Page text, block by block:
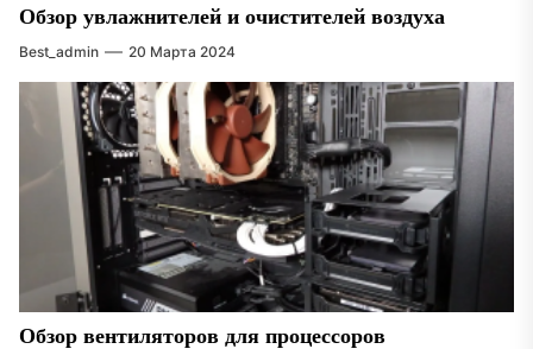
Обзор увлажнителей и очистителей воздуха
Best_admin 20 Марта 2024
Обзор вентиляторов для процессоров